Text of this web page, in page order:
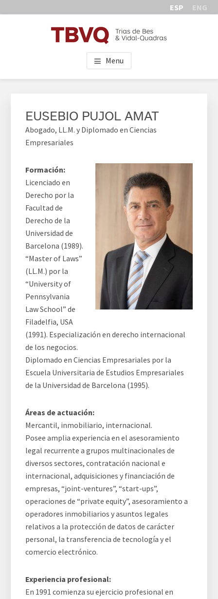
ESP ENG
Trias de Bes & Vidal-Quadras
Menu
EUSEBIO PUJOL AMAT
Abogado, LL.M. y Diplomado en Ciencias
Empresariales
Formación:
Licenciado en
Derecho por la
Facultad de
Derecho de la
Universidad de
Barcelona (1989).
“Master of Laws”
(LL.M.) por la
“University of
Pennsylvania
Law School” de
Filadelfia, USA
(1991). Especialización en derecho internacional
de los negocios.
Diplomado en Ciencias Empresariales por la
Escuela Universitaria de Estudios Empresariales
de la Universidad de Barcelona (1995).
Áreas de actuación:
Mercantil, inmobiliario, internacional.
Posee amplia experiencia en el asesoramiento
legal recurrente a grupos multinacionales de
diversos sectores, contratación nacional e
internacional, adquisiciones y financiación de
empresas, “joint-ventures”, “start-ups”,
operaciones de “private equity”, asesoramiento a
operadores inmobiliarios y asuntos legales
relativos a la protección de datos de carácter
personal, la transferencia de tecnología y el
comercio electrónico.
Experiencia profesional:
En 1991 comienza su ejercicio profesional en
SIDEBAR